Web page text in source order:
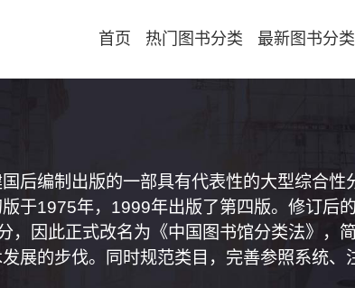
首页 热门图书分类 最新图书分类
后编制出版的一部具有代表性的大型综合性
于1975年，1999年出版了第四版。修订后
，因此正式改名为《中国图书馆分类法》，
展的步伐。同时规范类目，完善参照系统、